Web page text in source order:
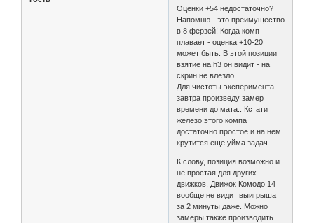
Оценки +54 недостаточно?
Напомню - это преимущество
в 8 ферзей! Когда комп
плавает - оценка +10-20
может быть. В этой позиции
взятие на h3 он видит - на
скрин не влезло.
Для чистоты эксперимента
завтра произведу замер
времени до мата.. Кстати
железо этого компа
достаточно простое и на нём
крутится еще уйма задач.
К слову, позиция возможно и
не простая для других
движков. Движок Комодо 14
вообще не видит выигрыша
за 2 минуты даже. Можно
замеры также производить.